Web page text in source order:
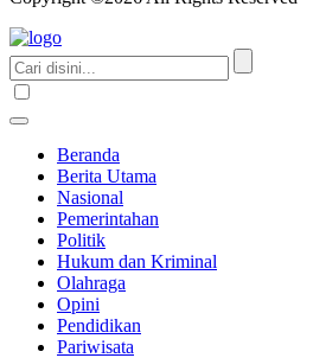
Beranda
Berita Utama
Nasional
Pemerintahan
Politik
Hukum dan Kriminal
Olahraga
Opini
Pendidikan
Pariwisata